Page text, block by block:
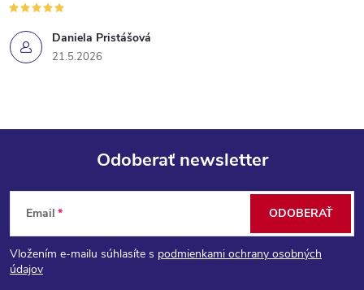
Daniela Pristášová
21.5.2026
Z
á
p
Odoberať newsletter
Email
Vložením e-mailu súhlasíte s podmienkami ochrany osobných
údajov
ODOBERAŤ